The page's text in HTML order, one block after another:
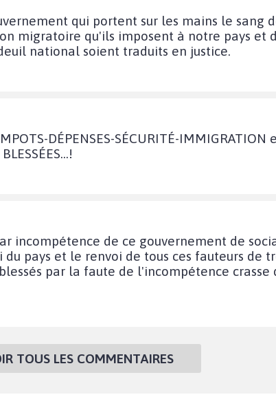
qui portent sur les mains le sang
migratoire qu'ils imposent à notre pays et
national soient traduits en justice.
DÉPENSES-SÉCURITÉ-
incompétence de ce gouvernement de
pays et le renvoi de tous ces fauteurs de
par la faute de l'incompétence
TOUS LES COMMENTAIRES